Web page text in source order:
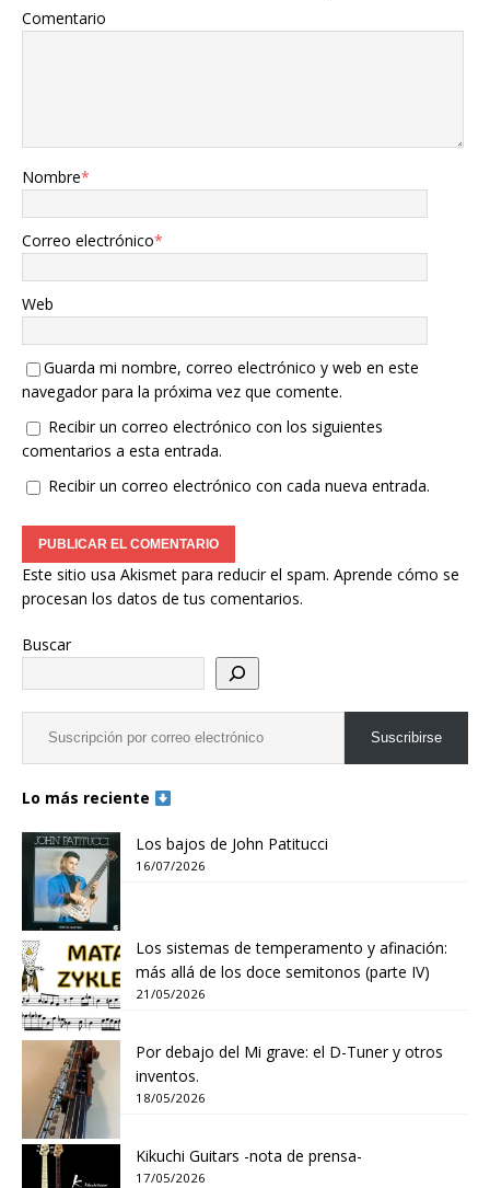
Comentario
Nombre*
Correo electrónico*
Web
Guarda mi nombre, correo electrónico y web en este
navegador para la próxima vez que comente.
Recibir un correo electrónico con los siguientes
comentarios a esta entrada.
Recibir un correo electrónico con cada nueva entrada.
Este sitio usa Akismet para reducir el spam. Aprende cómo se
procesan los datos de tus comentarios.
Buscar
Suscribirse
Lo más reciente
Los bajos de John Patitucci
16/07/2026
Los sistemas de temperamento y afinación:
más allá de los doce semitonos (parte IV)
21/05/2026
Por debajo del Mi grave: el D-Tuner y otros
inventos.
18/05/2026
Kikuchi Guitars -nota de prensa-
17/05/2026